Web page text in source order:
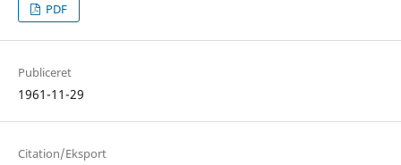
PDF
Publiceret
1961-11-29
Citation/Eksport